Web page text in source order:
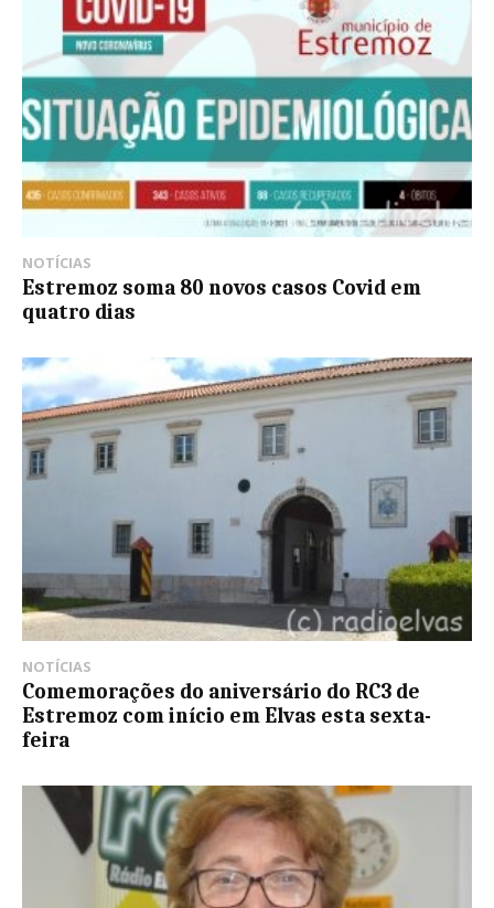
NOTÍCIAS
Estremoz soma 80 novos casos Covid em
quatro dias
NOTÍCIAS
Comemorações do aniversário do RC3 de
Estremoz com início em Elvas esta sexta-
feira